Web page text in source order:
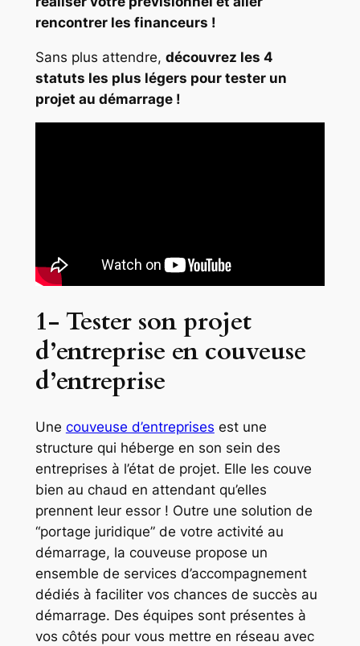
rencontrer les financeurs !
Sans plus attendre, découvrez les 4
statuts les plus légers pour tester un
projet au démarrage !
1- Tester son projet
d’entreprise en couveuse
d’entreprise
Une couveuse d’entreprises est une
structure qui héberge en son sein des
entreprises à l’état de projet. Elle les couve
bien au chaud en attendant qu’elles
prennent leur essor ! Outre une solution de
“portage juridique” de votre activité au
démarrage, la couveuse propose un
ensemble de services d’accompagnement
dédiés à faciliter vos chances de succès au
démarrage. Des équipes sont présentes à
vos côtés pour vous mettre en réseau avec